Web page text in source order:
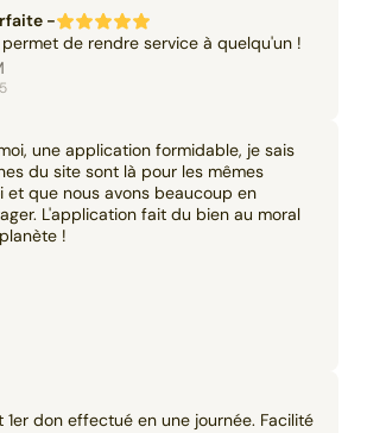
-
de rendre service à quelqu'un !
une application formidable, je sais
du site sont là pour les mêmes
et que nous avons beaucoup en
L'application fait du bien au moral
!
1er don effectué en une journée. Facilité